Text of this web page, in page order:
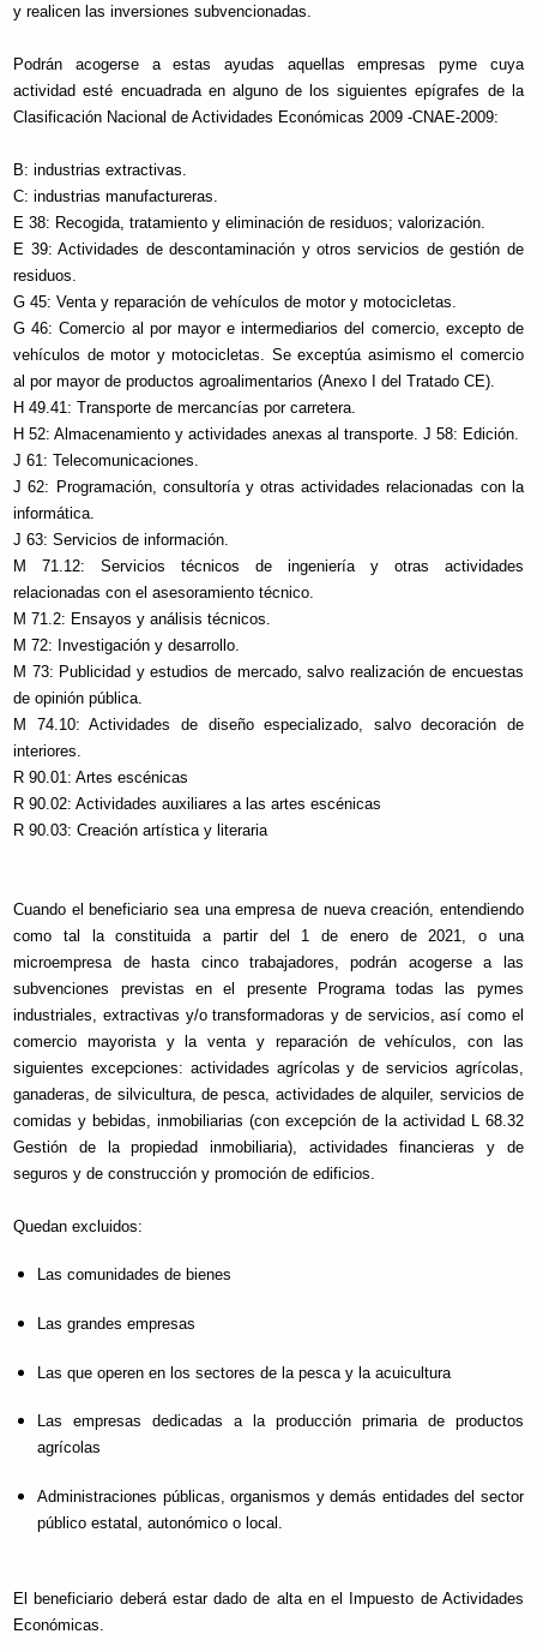
y realicen las inversiones subvencionadas.
Podrán acogerse a estas ayudas aquellas empresas pyme cuya
actividad esté encuadrada en alguno de los siguientes epígrafes de la
Clasificación Nacional de Actividades Económicas 2009 -CNAE-2009:
B: industrias extractivas.
C: industrias manufactureras.
E 38: Recogida, tratamiento y eliminación de residuos; valorización.
E 39: Actividades de descontaminación y otros servicios de gestión de
residuos.
G 45: Venta y reparación de vehículos de motor y motocicletas.
G 46: Comercio al por mayor e intermediarios del comercio, excepto de
vehículos de motor y motocicletas. Se exceptúa asimismo el comercio
al por mayor de productos agroalimentarios (Anexo I del Tratado CE).
H 49.41: Transporte de mercancías por carretera.
H 52: Almacenamiento y actividades anexas al transporte. J 58: Edición.
J 61: Telecomunicaciones.
J 62: Programación, consultoría y otras actividades relacionadas con la
informática.
J 63: Servicios de información.
M 71.12: Servicios técnicos de ingeniería y otras actividades
relacionadas con el asesoramiento técnico.
M 71.2: Ensayos y análisis técnicos.
M 72: Investigación y desarrollo.
M 73: Publicidad y estudios de mercado, salvo realización de encuestas
de opinión pública.
M 74.10: Actividades de diseño especializado, salvo decoración de
interiores.
R 90.01: Artes escénicas
R 90.02: Actividades auxiliares a las artes escénicas
R 90.03: Creación artística y literaria
Cuando el beneficiario sea una empresa de nueva creación, entendiendo
como tal la constituida a partir del 1 de enero de 2021, o una
microempresa de hasta cinco trabajadores, podrán acogerse a las
subvenciones previstas en el presente Programa todas las pymes
industriales, extractivas y/o transformadoras y de servicios, así como el
comercio mayorista y la venta y reparación de vehículos, con las
siguientes excepciones: actividades agrícolas y de servicios agrícolas,
ganaderas, de silvicultura, de pesca, actividades de alquiler, servicios de
comidas y bebidas, inmobiliarias (con excepción de la actividad L 68.32
Gestión de la propiedad inmobiliaria), actividades financieras y de
seguros y de construcción y promoción de edificios.
Quedan excluidos:
Las comunidades de bienes
Las grandes empresas
Las que operen en los sectores de la pesca y la acuicultura
Las empresas dedicadas a la producción primaria de productos
agrícolas
Administraciones públicas, organismos y demás entidades del sector
público estatal, autonómico o local.
El beneficiario deberá estar dado de alta en el Impuesto de Actividades
Económicas.